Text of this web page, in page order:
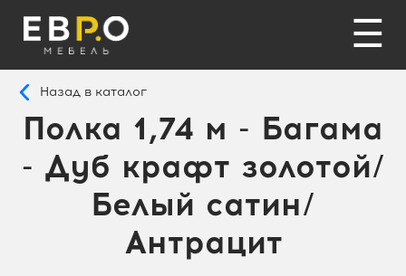
☰
Назад в каталог
Полка 1,74 м - Багама
- Дуб крафт золотой/
Белый сатин/
Антрацит